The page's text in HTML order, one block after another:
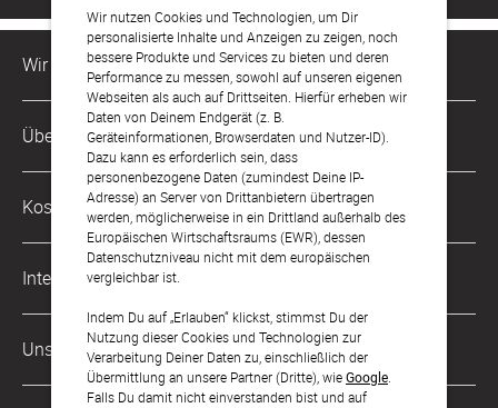
Wir nutzen Cookies und Technologien, um Dir
personalisierte Inhalte und Anzeigen zu zeigen, noch
bessere Produkte und Services zu bieten und deren
Performance zu messen, sowohl auf unseren eigenen
Webseiten als auch auf Drittseiten. Hierfür erheben wir
Daten von Deinem Endgerät (z. B.
Geräteinformationen, Browserdaten und Nutzer-ID).
Dazu kann es erforderlich sein, dass
personenbezogene Daten (zumindest Deine IP-
Adresse) an Server von Drittanbietern übertragen
werden, möglicherweise in ein Drittland außerhalb des
Europäischen Wirtschaftsraums (EWR), dessen
Datenschutzniveau nicht mit dem europäischen
vergleichbar ist.
Indem Du auf „Erlauben“ klickst, stimmst Du der
Nutzung dieser Cookies und Technologien zur
Verarbeitung Deiner Daten zu, einschließlich der
Übermittlung an unsere Partner (Dritte), wieGoogle
Falls Du damit nicht einverstanden bist und auf
Wir sind für Dich da
Kundenservice-Hotline
0221 956 725 10
Mo. - Fr. von 9 bis 17 Uhr
kontakt@sendmoments.de
Über Uns
Philosophie
Karriere
Impressum
AGB & Widerrufsrecht
Zahlung & Versand
Datenschutz
Kostenlose Services
Musterkarten
Digitale Gästelisten
FAQ & Hilfe
International
Österreich
Schweiz
Unsere Zahlungsarten